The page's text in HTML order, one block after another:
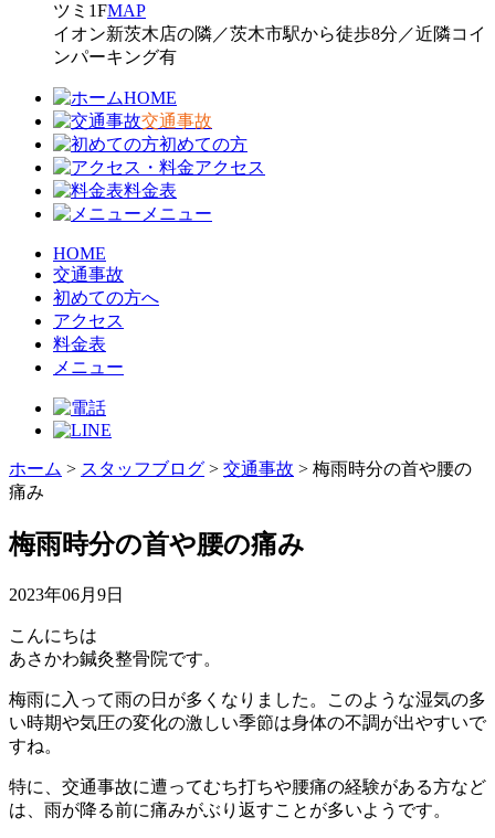
ツミ1FMAP
イオン新茨木店の隣／茨木市駅から徒歩8分／近隣コイ
ンパーキング有
HOME
交通事故
初めての方
アクセス
料金表
メニュー
HOME
交通事故
初めての方へ
アクセス
料金表
メニュー
ホーム > スタッフブログ > 交通事故 > 梅雨時分の首や腰の
痛み
梅雨時分の首や腰の痛み
2023年06月9日
こんにちは
あさかわ鍼灸整骨院です。
梅雨に入って雨の日が多くなりました。このような湿気の多
い時期や気圧の変化の激しい季節は身体の不調が出やすいで
すね。
特に、交通事故に遭ってむち打ちや腰痛の経験がある方など
は、雨が降る前に痛みがぶり返すことが多いようです。